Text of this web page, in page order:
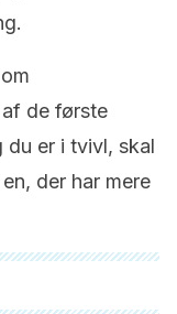
af de første
du er i tvivl, skal
der har mere